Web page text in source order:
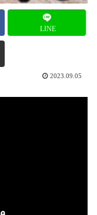
LINE
2023.09.05